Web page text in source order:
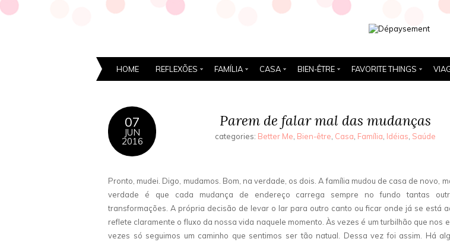
HOME REFLEXÕES FAMÍLIA CASA BIEN-ÊTRE FAVORITE THINGS
07
JUN
2016
Parem de falar mal das mudanças
categories: Better Me Bien-être Casa Família Idéias Saúde
Pronto, mudei. Digo, mudamos. Bom, na verdade, os dois. A família mudou de casa de novo,
verdade é que cada mudança de endereço carrega sempre no fundo tantas
transformações. A própria decisão de levar o lar para outro canto ou ficar onde já se está
reflete claramente o fluxo da nossa vida naquele momento. Às vezes é um turbilhão que nos
vezes só seguimos um caminho que sentimos ser tão natual. Dessa vez foi assim. Há